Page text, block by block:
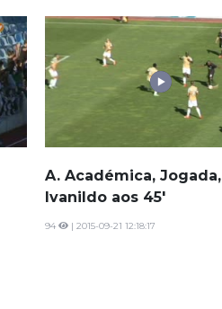
A. Académica, Jogada,
Ivanildo aos 45'
94 | 2015-09-21 12:18:17